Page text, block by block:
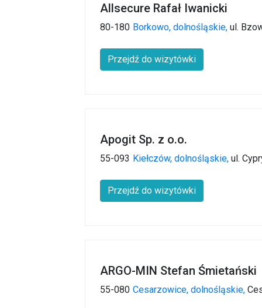
Allsecure Rafał Iwanicki
80-180 Borkowo, dolnośląskie, ul.
Przejdź do wizytówki
Apogit Sp. z o.o.
55-093 Kiełczów, dolnośląskie, ul.
Przejdź do wizytówki
ARGO-MIN Stefan Śmietański
55-080 Cesarzowice, dolnośląskie,